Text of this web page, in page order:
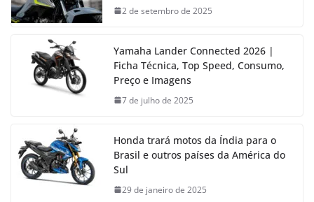
2 de setembro de 2025
Yamaha Lander Connected 2026 |
Ficha Técnica, Top Speed, Consumo,
Preço e Imagens
7 de julho de 2025
Honda trará motos da Índia para o
Brasil e outros países da América do
Sul
29 de janeiro de 2025